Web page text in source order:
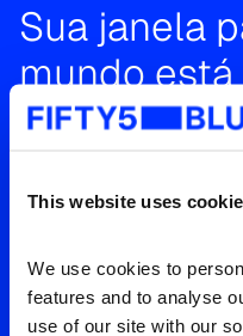
This website uses
We use cookies to
features and to analyse
use of our site with our
Sua janela
mundo
Entre em
audiência
Entre em contato
Search